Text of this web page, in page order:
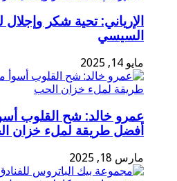
الإرياني: تحية شكر وإجلال
السيسي
مايو 14, 2025
عمرو خالد: شح القلوب
أفضل طريقة لملء خزان
مارس 18, 2025